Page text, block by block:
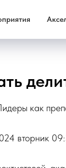
как
вторник